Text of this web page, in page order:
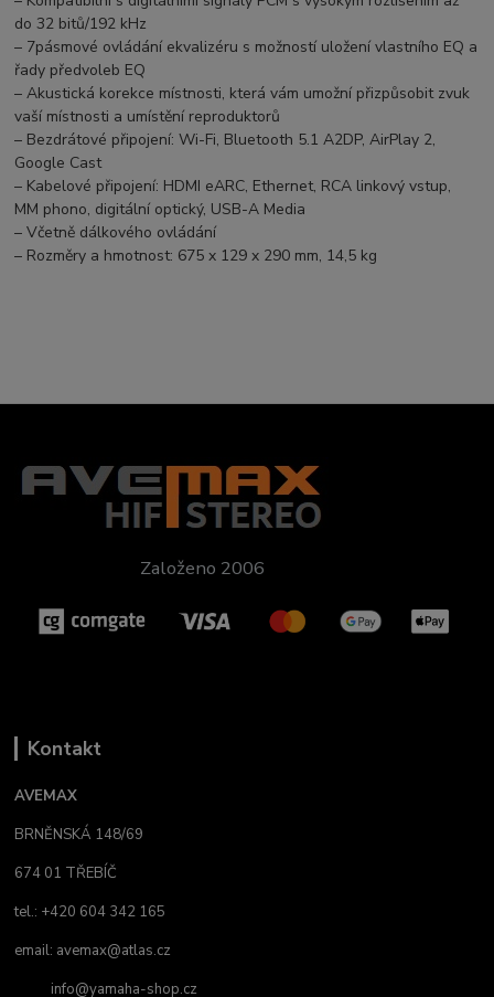
do 32 bitů/192 kHz
– 7pásmové ovládání ekvalizéru s možností uložení vlastního EQ a
řady předvoleb EQ
– Akustická korekce místnosti, která vám umožní přizpůsobit zvuk
vaší místnosti a umístění reproduktorů
– Bezdrátové připojení: Wi-Fi, Bluetooth 5.1 A2DP, AirPlay 2,
Google Cast
– Kabelové připojení: HDMI eARC, Ethernet, RCA linkový vstup,
MM phono, digitální optický, USB-A Media
– Včetně dálkového ovládání
– Rozměry a hmotnost: 675 x 129 x 290 mm, 14,5 kg
Založeno 2006
Kontakt
AVEMAX
BRNĚNSKÁ 148/69
674 01 TŘEBÍČ
tel.: +420 604 342 165
email: avemax@atlas.cz
info@yamaha-shop.cz